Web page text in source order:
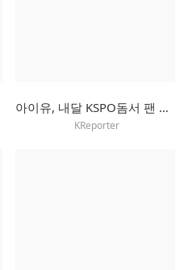
아이유, 내달 KSPO돔서 팬 미팅…"여름에 보내는 선선한 인사"
KReporter